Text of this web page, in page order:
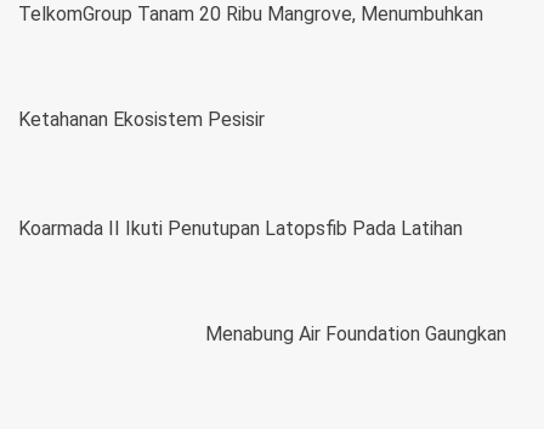
TelkomGroup Tanam 20 Ribu Mangrove, Menumbuhkan
Ketahanan Ekosistem Pesisir
Koarmada II Ikuti Penutupan Latopsfib Pada Latihan
Menabung Air Foundation Gaungkan